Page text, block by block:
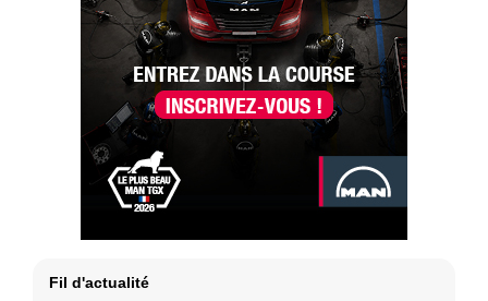
Fil d'actualité